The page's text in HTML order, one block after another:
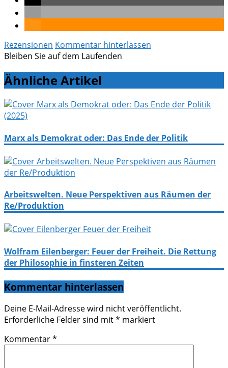
Rezensionen Kommentar hinterlassen
Bleiben Sie auf dem Laufenden
Ähnliche Artikel
Marx als Demokrat oder: Das Ende der Politik
Arbeitswelten. Neue Perspektiven aus Räumen der
Re/Produktion
Wolfram Eilenberger: Feuer der Freiheit. Die Rettung
der Philosophie in finsteren Zeiten
Kommentar hinterlassen
Deine E-Mail-Adresse wird nicht veröffentlicht.
Erforderliche Felder sind mit* markiert
Kommentar*